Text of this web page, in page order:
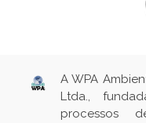
A WPA
Ltda.,
processos